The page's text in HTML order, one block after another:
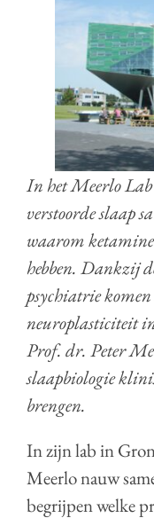
In het Meerlo
verstoorde slaap
waarom
hebben. Dankzij
psychiatrie
neuroplasticiteit
Prof. dr. Peter
slaapbiologie
brengen.
In zijn lab in
Meerlo nauw
begrijpen welke